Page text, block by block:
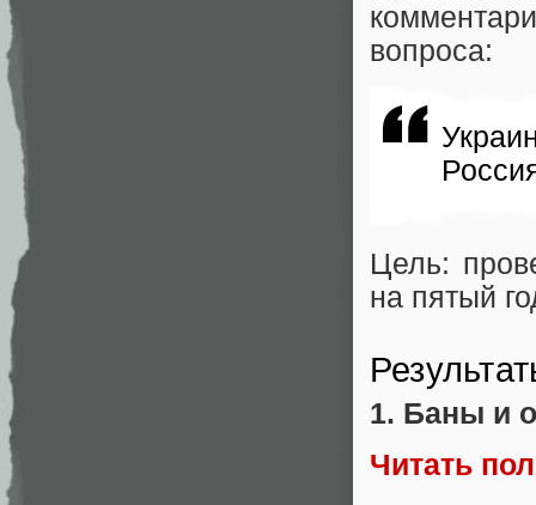
вопроса:
Цель:
на пятый
1. Баны и
Читать